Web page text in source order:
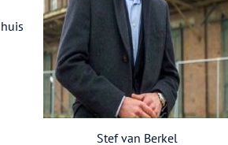
Stef van Berkel